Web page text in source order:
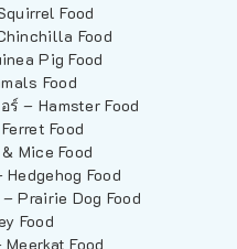
Food
Food
Pig Food
Food
– Hamster Food
Food
Mice Food
Food
Prairie Dog Food
Food
Food